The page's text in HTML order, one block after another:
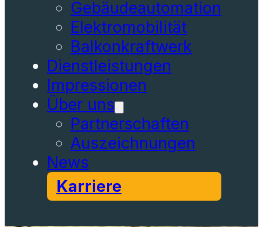
Gebäudeautomation
Elektromobilität
Balkonkraftwerk
Dienstleistungen
Impressionen
Über uns
Partnerschaften
Auszeichnungen
News
Karriere